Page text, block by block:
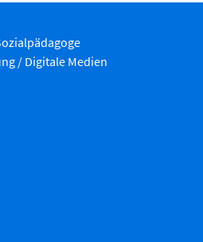
/ Digitale Medien